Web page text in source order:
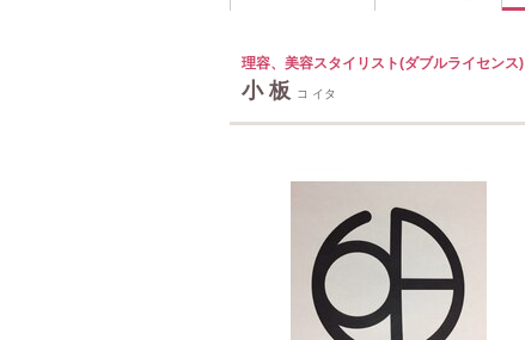
理容、美容スタイリスト(ダブルライセンス)
小 板
コ イタ